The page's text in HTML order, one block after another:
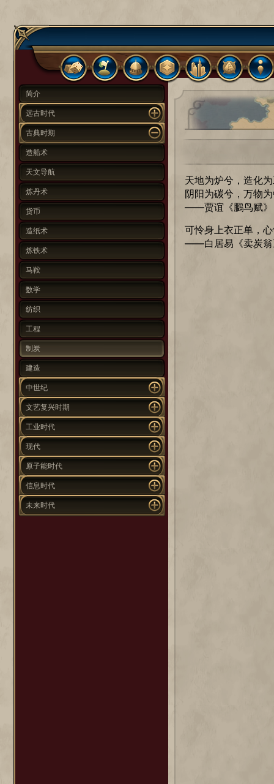
简介
远古时代
古典时期
造船术
天文导航
炼丹术
货币
造纸术
炼铁术
马鞍
数学
纺织
工程
制炭
建造
中世纪
文艺复兴时期
工业时代
现代
原子能时代
信息时代
未来时代
天地为炉兮，造化
阴阳为碳兮，万物
——贾谊《鵩鸟赋》
可怜身上衣正单，
——白居易《卖炭翁